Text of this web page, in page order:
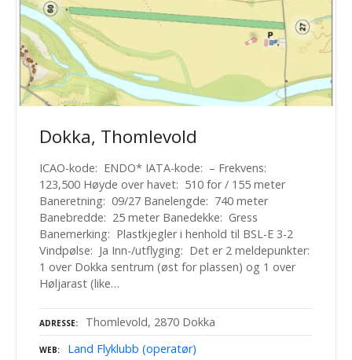
Dokka, Thomlevold
ICAO-kode: ENDO* IATA-kode: – Frekvens:
123,500 Høyde over havet: 510 for / 155 meter
Baneretning: 09/27 Banelengde: 740 meter
Banebredde: 25 meter Banedekke: Gress
Banemerking: Plastkjegler i henhold til BSL-E 3-2
Vindpølse: Ja Inn-/utflyging: Det er 2 meldepunkter:
1 over Dokka sentrum (øst for plassen) og 1 over
Høljarast (like…
ADRESSE Thomlevold, 2870 Dokka
WEB Land Flyklubb (operatør)